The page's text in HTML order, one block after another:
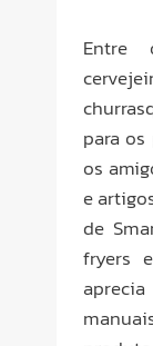
Entre
para
os
e
de
fryers